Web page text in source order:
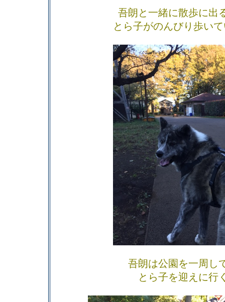
吾朗と一緒に散歩に出
とら子がのんびり歩い
吾朗は公園を一周し
とら子を迎えに行